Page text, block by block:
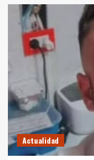
Actualidad